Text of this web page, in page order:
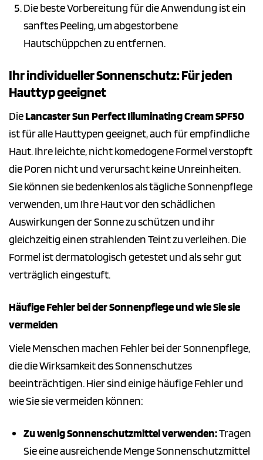
Die beste Vorbereitung für die Anwendung ist ein
sanftes Peeling, um abgestorbene
Hautschüppchen zu entfernen.
Ihr individueller Sonnenschutz: Für jeden
Hauttyp geeignet
DieLancaster Sun Perfect Illuminating Cream SPF50
ist für alle Hauttypen geeignet, auch für empfindliche
Haut. Ihre leichte, nicht komedogene Formel verstopft
die Poren nicht und verursacht keine Unreinheiten.
Sie können sie bedenkenlos als tägliche Sonnenpflege
verwenden, um Ihre Haut vor den schädlichen
Auswirkungen der Sonne zu schützen und ihr
gleichzeitig einen strahlenden Teint zu verleihen. Die
Formel ist dermatologisch getestet und als sehr gut
verträglich eingestuft.
Häufige Fehler bei der Sonnenpflege und wie Sie sie
vermeiden
Viele Menschen machen Fehler bei der Sonnenpflege,
die die Wirksamkeit des Sonnenschutzes
beeinträchtigen. Hier sind einige häufige Fehler und
wie Sie sie vermeiden können:
Zu wenig Sonnenschutzmittel verwenden:Tragen
Sie eine ausreichende Menge Sonnenschutzmittel